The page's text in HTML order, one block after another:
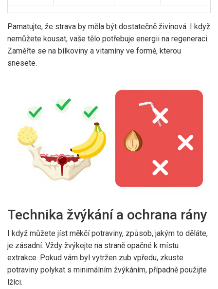
Pamatujte, že strava by měla být dostatečně živinová. I když
nemůžete kousat, vaše tělo potřebuje energii na regeneraci.
Zaměřte se na bílkoviny a vitamíny ve formě, kterou
snesete.
Technika žvýkání a ochrana rány
I když můžete jíst měkčí potraviny, způsob, jakým to děláte,
je zásadní. Vždy žvýkejte na straně opačné k místu
extrakce. Pokud vám byl vytržen zub vpředu, zkuste
potraviny polykat s minimálním žvýkáním, případně použijte
lžíci.